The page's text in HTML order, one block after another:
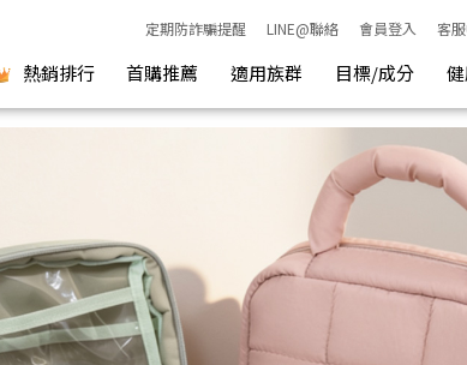
定期防詐騙提醒 LINE@聯絡 會員登入 客
熱銷排行 首購推薦 適用族群 目標/成分